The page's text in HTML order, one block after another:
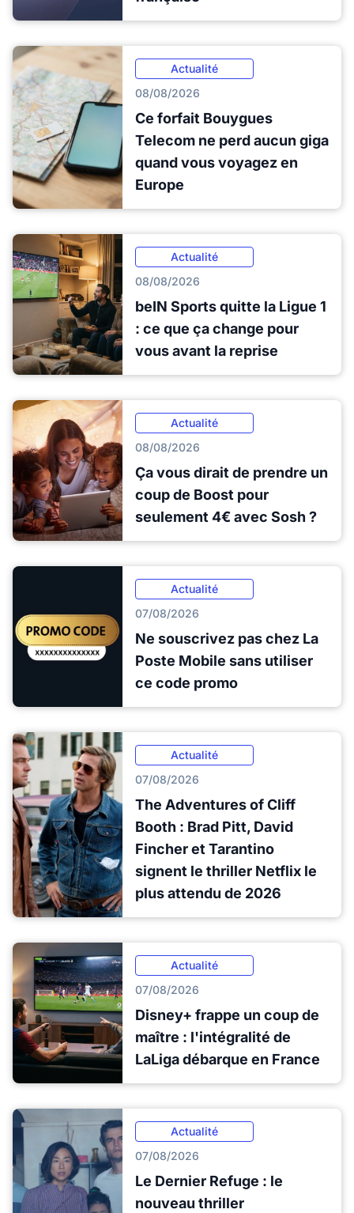
Actualité
08/08/2026
Ce forfait Bouygues
Telecom ne perd aucun giga
quand vous voyagez en
Europe
Actualité
08/08/2026
beIN Sports quitte la Ligue 1
: ce que ça change pour
vous avant la reprise
Actualité
08/08/2026
Ça vous dirait de prendre un
coup de Boost pour
seulement 4€ avec Sosh ?
Actualité
07/08/2026
Ne souscrivez pas chez La
Poste Mobile sans utiliser
ce code promo
Actualité
07/08/2026
The Adventures of Cliff
Booth : Brad Pitt, David
Fincher et Tarantino
signent le thriller Netflix le
plus attendu de 2026
Actualité
07/08/2026
Disney+ frappe un coup de
maître : l'intégralité de
LaLiga débarque en France
Actualité
07/08/2026
Le Dernier Refuge : le
nouveau thriller